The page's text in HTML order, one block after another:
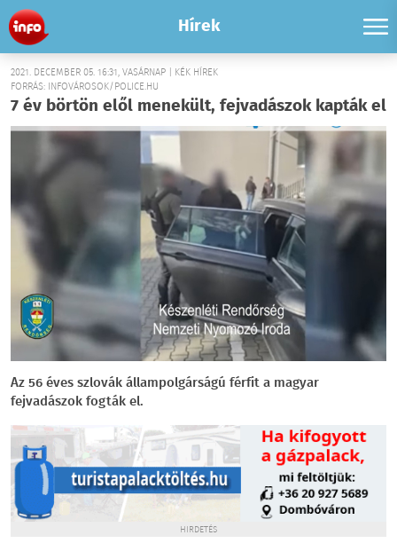
Hírek
2021. DECEMBER 05. 16:31, VASÁRNAP | KÉK HÍREK
FORRÁS: INFOVÁROSOK/POLICE.HU
7 év börtön elől menekült, fejvadászok kapták el
Az 56 éves szlovák állampolgárságú férfit a magyar
fejvadászok fogták el.
HIRDETÉS